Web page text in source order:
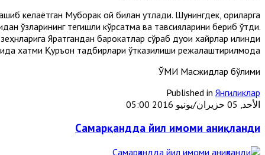
келаётган Муборак ой билан қутлади. Шунингдек, қориларга
ўзларининг тегишли кўрсатма ва тавсияларини бериб ўтди.
Яратгандан барокатлар сўраб дуои хайрлар қилинди.
хатми Қуръон тадбирлари ўтказилиши режалаштирилмоқда.
ЎМИ Масжидлар бўлими
Published in Янгиликлар
الأحد, 05 حزيران/يونيو 2016 05:00
Самарқандда йил имоми аниқланди